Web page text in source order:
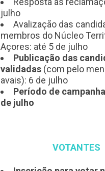
julho
Avalização das
membros do Núcleo
Açores: até 5 de julho
Publicação das
validadas (com pelo
avais): 6 de julho
Período de
de julho
VOTANTES